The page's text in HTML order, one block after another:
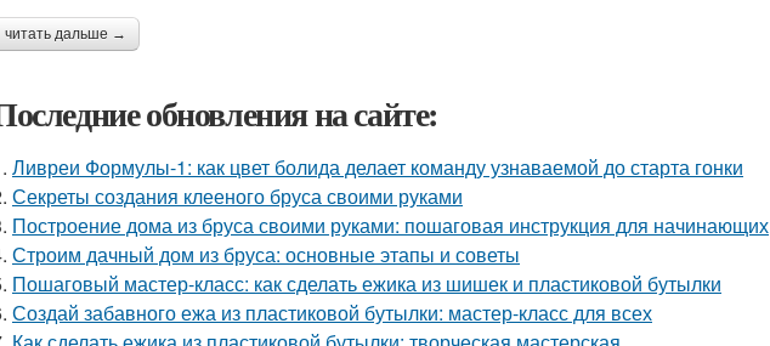
читать дальше →
обновления на сайте:
Ливреи Формулы-1: как цвет болида делает команду узнаваемой до старта гонки
Секреты создания клееного бруса своими руками
Построение дома из бруса своими руками: пошаговая инструкция для начинающих
Строим дачный дом из бруса: основные этапы и советы
Пошаговый мастер-класс: как сделать ежика из шишек и пластиковой бутылки
Создай забавного ежа из пластиковой бутылки: мастер-класс для всех